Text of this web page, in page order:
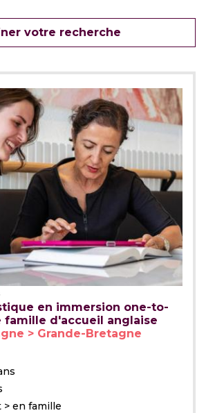
votre recherche
en immersion one-to-
famille d'accueil anglaise
> Grande-Bretagne
en famille